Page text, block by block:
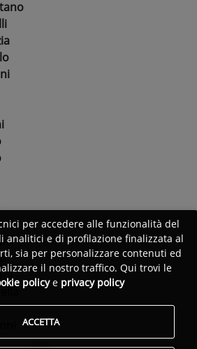
per accedere alle funzionalità del
analitici e di profilazione finalizzata al
sia per personalizzare contenuti ed
il nostro traffico. Qui trovi le
policye privacy policy
ACCETTA